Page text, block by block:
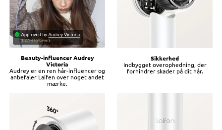
Beauty-influencer Audrey
Victoria
Audrey er en ren hår-influencer og
anbefaler Laifen over noget andet
mærke.
Sikkerhed
Indbygget overophedning, der
forhindrer skader på dit hår.